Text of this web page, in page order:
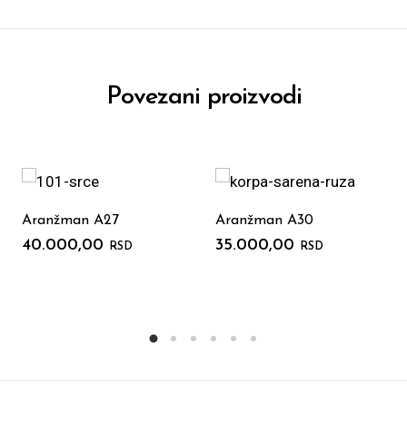
Povezani proizvodi
Aranžman A27
40.000,00 RSD
Aranžman A30
35.000,00 RSD